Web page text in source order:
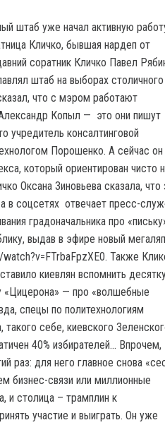
штаб уже начал активную
Кличко, бывшая нардеп от
соратник Кличко Павел
штаб на выборах столичного
что с мэром работают
Александр Копыл — это они пишут
учредитель консалтинговой
Порошенко. А сейчас он
который ориентирован чисто
Оксана Зиновьева сказала, что
в соцсетях отвечает пресс-
градоначальника про
выдав в эфире новый
Также
киевлян вспомнить
«Цицерона» — про «волшебные
спецы по политехнологиям
себе, киевского
40% избирателей… Впрочем,
раз: для него главное снова
бизнес-связи или миллионные
и столица – трамплин к
участие и выиграть. Он уже